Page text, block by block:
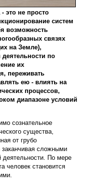
это не просто
систем
возможность
связях
на Земле),
по
их
переживать
ею - влиять на
процессов,
диапазоне условий
сознательное
существа,
от грубо
сложными
деятельности. По мере
человек становится